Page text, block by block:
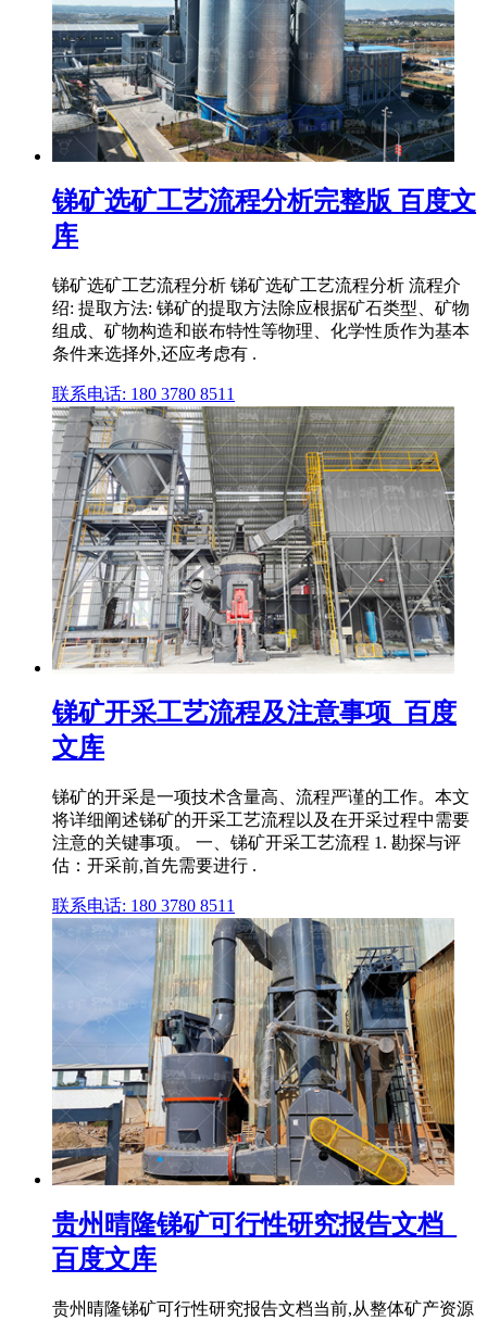
锑矿选矿工艺流程分析完整版 百度文
库
锑矿选矿工艺流程分析 锑矿选矿工艺流程分析 流程介
绍: 提取方法: 锑矿的提取方法除应根据矿石类型、矿物
组成、矿物构造和嵌布特性等物理、化学性质作为基本
条件来选择外,还应考虑有 .
联系电话: 180 3780 8511
锑矿开采工艺流程及注意事项_百度
文库
锑矿的开采是一项技术含量高、流程严谨的工作。本文
将详细阐述锑矿的开采工艺流程以及在开采过程中需要
注意的关键事项。 一、锑矿开采工艺流程 1. 勘探与评
估：开采前,首先需要进行 .
联系电话: 180 3780 8511
贵州晴隆锑矿可行性研究报告文档_
百度文库
贵州晴隆锑矿可行性研究报告文档当前,从整体矿产资源